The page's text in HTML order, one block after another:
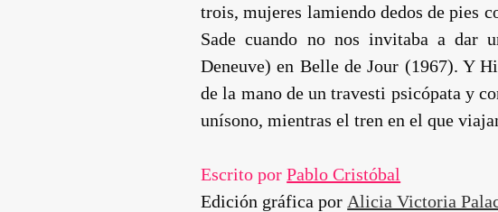
trois, mujeres lamiendo dedos de pies
Sade cuando no nos invitaba a dar
Deneuve) en Belle de Jour (1967). Y
de la mano de un travesti psicópata y
unísono, mientras el tren en el que
Escrito porPablo Cristóbal
Edición gráfica por Alicia Victoria